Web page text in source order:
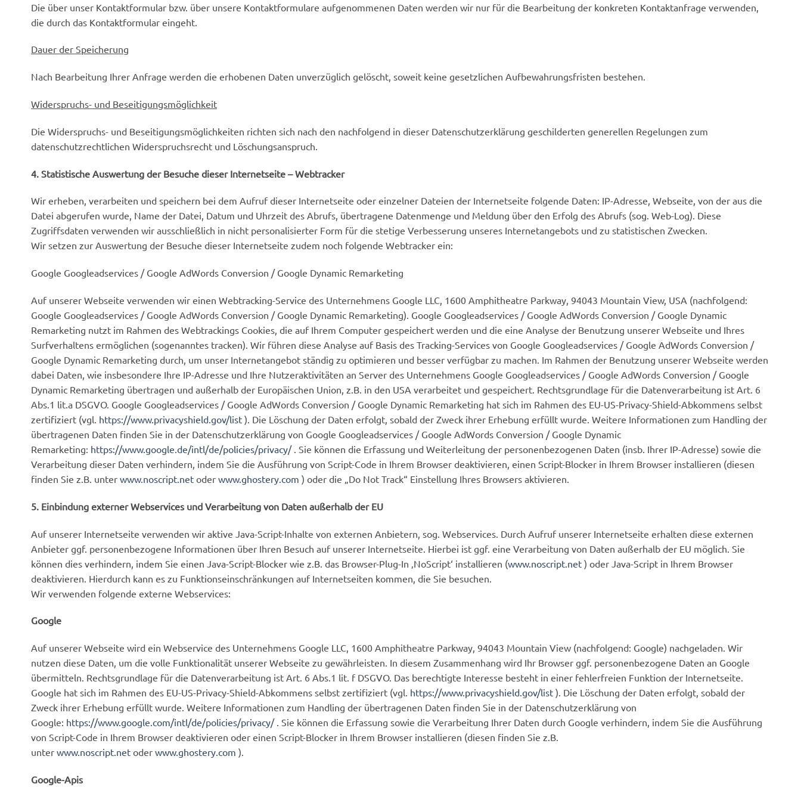
Die über unser Kontaktformular bzw. über unsere Kontaktformulare aufgenommenen Daten werden wir nur für die Bearbeitung der konkreten Kontaktanfrage verwenden,
die durch das Kontaktformular eingeht.
Dauer der Speicherung
Nach Bearbeitung Ihrer Anfrage werden die erhobenen Daten unverzüglich gelöscht, soweit keine gesetzlichen Aufbewahrungsfristen bestehen.
Widerspruchs- und Beseitigungsmöglichkeit
Die Widerspruchs- und Beseitigungsmöglichkeiten richten sich nach den nachfolgend in dieser Datenschutzerklärung geschilderten generellen Regelungen zum
datenschutzrechtlichen Widerspruchsrecht und Löschungsanspruch.
4. Statistische Auswertung der Besuche dieser Internetseite – Webtracker
Wir erheben, verarbeiten und speichern bei dem Aufruf dieser Internetseite oder einzelner Dateien der Internetseite folgende Daten: IP-Adresse, Webseite, von der aus die
Datei abgerufen wurde, Name der Datei, Datum und Uhrzeit des Abrufs, übertragene Datenmenge und Meldung über den Erfolg des Abrufs (sog. Web-Log). Diese
Zugriffsdaten verwenden wir ausschließlich in nicht personalisierter Form für die stetige Verbesserung unseres Internetangebots und zu statistischen Zwecken.
Wir setzen zur Auswertung der Besuche dieser Internetseite zudem noch folgende Webtracker ein:
Google Googleadservices / Google AdWords Conversion / Google Dynamic Remarketing
Auf unserer Webseite verwenden wir einen Webtracking-Service des Unternehmens Google LLC, 1600 Amphitheatre Parkway, 94043 Mountain View, USA (nachfolgend:
Google Googleadservices / Google AdWords Conversion / Google Dynamic Remarketing). Google Googleadservices / Google AdWords Conversion / Google Dynamic
Remarketing nutzt im Rahmen des Webtrackings Cookies, die auf Ihrem Computer gespeichert werden und die eine Analyse der Benutzung unserer Webseite und Ihres
Surfverhaltens ermöglichen (sogenanntes tracken). Wir führen diese Analyse auf Basis des Tracking-Services von Google Googleadservices / Google AdWords Conversion /
Google Dynamic Remarketing durch, um unser Internetangebot ständig zu optimieren und besser verfügbar zu machen. Im Rahmen der Benutzung unserer Webseite werden
dabei Daten, wie insbesondere Ihre IP-Adresse und Ihre Nutzeraktivitäten an Server des Unternehmens Google Googleadservices / Google AdWords Conversion / Google
Dynamic Remarketing übertragen und außerhalb der Europäischen Union, z.B. in den USA verarbeitet und gespeichert. Rechtsgrundlage für die Datenverarbeitung ist Art. 6
Abs.1 lit.a DSGVO. Google Googleadservices / Google AdWords Conversion / Google Dynamic Remarketing hat sich im Rahmen des EU-US-Privacy-Shield-Abkommens selbst
zertifiziert (vgl. https://www.privacyshield.gov/list ). Die Löschung der Daten erfolgt, sobald der Zweck ihrer Erhebung erfüllt wurde. Weitere Informationen zum Handling der
übertragenen Daten finden Sie in der Datenschutzerklärung von Google Googleadservices / Google AdWords Conversion / Google Dynamic
Remarketing: https://www.google.de/intl/de/policies/privacy/. Sie können die Erfassung und Weiterleitung der personenbezogenen Daten (insb. Ihrer IP-Adresse) sowie die
Verarbeitung dieser Daten verhindern, indem Sie die Ausführung von Script-Code in Ihrem Browser deaktivieren, einen Script-Blocker in Ihrem Browser installieren (diesen
finden Sie z.B. unter www.noscript.net oder www.ghostery.com ) oder die „Do Not Track“ Einstellung Ihres Browsers aktivieren.
5. Einbindung externer Webservices und Verarbeitung von Daten außerhalb der EU
Auf unserer Internetseite verwenden wir aktive Java-Script-Inhalte von externen Anbietern, sog. Webservices. Durch Aufruf unserer Internetseite erhalten diese externen
Anbieter ggf. personenbezogene Informationen über Ihren Besuch auf unserer Internetseite. Hierbei ist ggf. eine Verarbeitung von Daten außerhalb der EU möglich. Sie
können dies verhindern, indem Sie einen Java-Script-Blocker wie z.B. das Browser-Plug-In ‚NoScript‘ installieren (www.noscript.net ) oder Java-Script in Ihrem Browser
deaktivieren. Hierdurch kann es zu Funktionseinschränkungen auf Internetseiten kommen, die Sie besuchen.
Wir verwenden folgende externe Webservices:
Google
Auf unserer Webseite wird ein Webservice des Unternehmens Google LLC, 1600 Amphitheatre Parkway, 94043 Mountain View (nachfolgend: Google) nachgeladen. Wir
nutzen diese Daten, um die volle Funktionalität unserer Webseite zu gewährleisten. In diesem Zusammenhang wird Ihr Browser ggf. personenbezogene Daten an Google
übermitteln. Rechtsgrundlage für die Datenverarbeitung ist Art. 6 Abs.1 lit. f DSGVO. Das berechtigte Interesse besteht in einer fehlerfreien Funktion der Internetseite.
Google hat sich im Rahmen des EU-US-Privacy-Shield-Abkommens selbst zertifiziert (vgl. https://www.privacyshield.gov/list ). Die Löschung der Daten erfolgt, sobald der
Zweck ihrer Erhebung erfüllt wurde. Weitere Informationen zum Handling der übertragenen Daten finden Sie in der Datenschutzerklärung von
Google: https://www.google.com/intl/de/policies/privacy/. Sie können die Erfassung sowie die Verarbeitung Ihrer Daten durch Google verhindern, indem Sie die Ausführung
von Script-Code in Ihrem Browser deaktivieren oder einen Script-Blocker in Ihrem Browser installieren (diesen finden Sie z.B.
unter www.noscript.net oder www.ghostery.com ).
Google-Apis